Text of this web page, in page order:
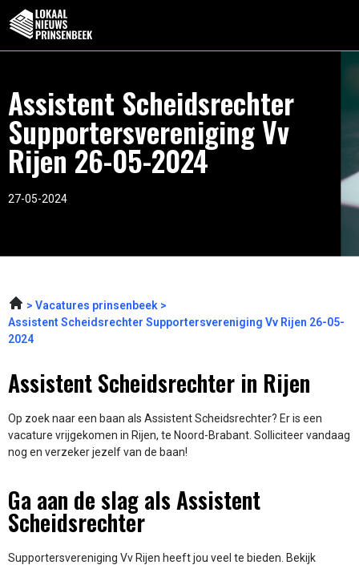
Assistent Scheidsrechter
Supportersvereniging Vv
Rijen 26-05-2024
27-05-2024
Vacatures prinsenbeek
Assistent Scheidsrechter Supportersvereniging Vv Rijen 26-05-
2024
Assistent Scheidsrechter in Rijen
Op zoek naar een baan als Assistent Scheidsrechter? Er is een
vacature vrijgekomen in Rijen, te Noord-Brabant. Solliciteer vandaag
nog en verzeker jezelf van de baan!
Ga aan de slag als Assistent
Scheidsrechter
Supportersvereniging Vv Rijen heeft jou veel te bieden. Bekijk